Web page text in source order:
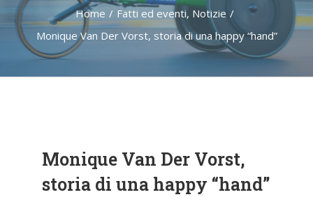
Home / Fatti ed eventi, Notizie /
Monique Van Der Vorst, storia di una happy “hand”
Monique Van Der Vorst,
storia di una happy “hand”